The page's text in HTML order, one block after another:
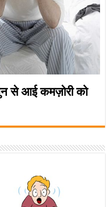
से आई कमज़ोरी को